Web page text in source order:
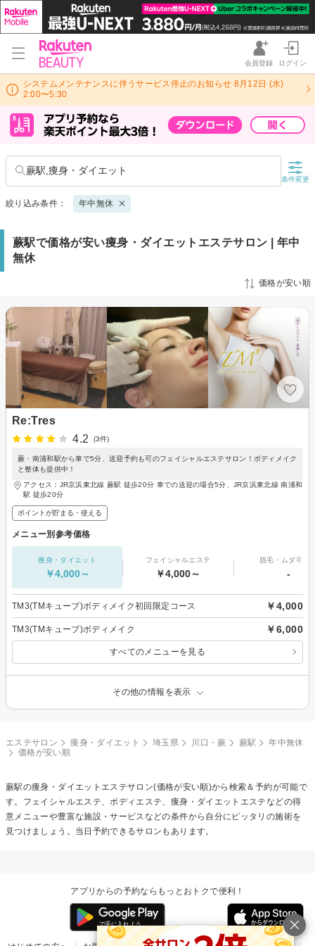
会員登録 ログイン
システムメンテナンスに伴うサービス停止のお知らせ 8月12日 (水)
2:00〜5:30
蕨駅,痩身・ダイエット
条件変更
絞り込み条件： 年中無休
蕨駅で価格が安い痩身・ダイエットエステサロン | 年中
無休
価格が安い順
Re:Tres
4.2
(3件)
蕨・南浦和駅から車で5分、送迎予約も可のフェイシャルエステサロン！ボディメイク
と整体も提供中！
アクセス：JR京浜東北線 蕨駅 徒歩20分 車での送迎の場合5分、JR京浜東北線 南浦和
駅 徒歩20分
ポイントが貯まる・使える
メニュー別参考価格
痩身・ダイエット
￥4,000～
フェイシャルエステ
￥4,000～
脱毛・ムダ毛処
-
TM3(TMキューブ)ボディメイク初回限定コース ￥4,000
TM3(TMキューブ)ボディメイク ￥6,000
すべてのメニューを見る
その他の情報を表示
エステサロン 痩身・ダイエット 埼玉県 川口・蕨 蕨駅
年中無休
価格が安い順
蕨駅の痩身・ダイエットエステサロン(価格が安い順)から検索＆予約が可能で
す。フェイシャルエステ、ボディエステ、痩身・ダイエットエステなどの得
意メニューや豊富な施設・サービスなどの条件から自分にピッタリの施術を
見つけましょう。当日予約できるサロンもあります。
アプリからの予約ならもっとおトクで便利！